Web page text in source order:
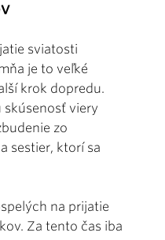
sviatosti
je to veľké
krok dopredu.
skúsenosť viery
zo
sestier, ktorí sa
na prijatie
Za tento čas iba